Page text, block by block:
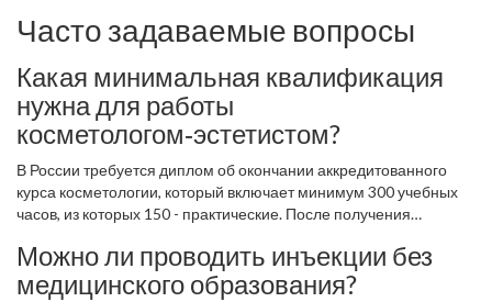
Часто задаваемые вопросы
Какая минимальная квалификация
нужна для работы
косметологом‑эстетистом?
В России требуется диплом об окончании аккредитованного
курса косметологии, который включает минимум 300 учебных
часов, из которых 150 - практические. После получения
или частном органе и оформить медицинскую книжку.
Можно ли проводить инъекции без
медицинского образования?